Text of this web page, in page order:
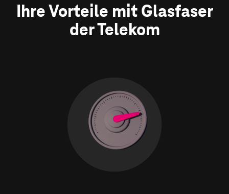
Ihre Vorteile mit Glasfaser
der Telekom